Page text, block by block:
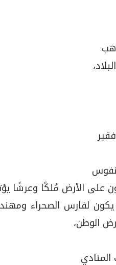
على الأرض مُلكًا وعرشًا
لفارس الصحراء
الوطن،